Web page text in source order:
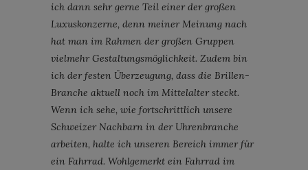
ich dann sehr gerne Teil einer der großen
Luxuskonzerne, denn meiner Meinung nach
hat man im Rahmen der großen Gruppen
vielmehr Gestaltungsmöglichkeit. Zudem bin
ich der festen Überzeugung, dass die Brillen-
Branche aktuell noch im Mittelalter steckt.
Wenn ich sehe, wie fortschrittlich unsere
Schweizer Nachbarn in der Uhrenbranche
arbeiten, halte ich unseren Bereich immer für
ein Fahrrad. Wohlgemerkt ein Fahrrad im